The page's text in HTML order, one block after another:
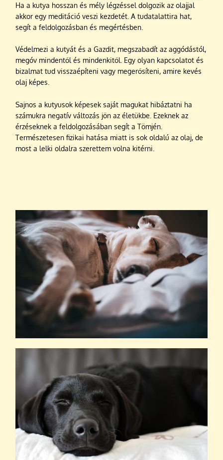
Ha a kutya hosszan és mély légzéssel dolgozik az olajjal
akkor egy meditáció veszi kezdetét. A tudatalattira hat,
segít a feldolgozásban és megértésben.
Védelmezi a kutyát és a Gazdit, megszabadít az aggódástól,
megóv mindentől és mindenkitől. Egy olyan kapcsolatot és
bizalmat tud visszaépíteni vagy megerősíteni, amire kevés
olaj képes.
Sajnos a kutyusok képesek saját magukat hibáztatni ha
számukra negatív változás jön az életükbe. Ezeknek az
érzéseknek a feldolgozásában segít a Tömjén.
Természetesen fizikai hatása miatt is sok oldalú az olaj, de
most a lelki oldalra szerettem volna kitérni.